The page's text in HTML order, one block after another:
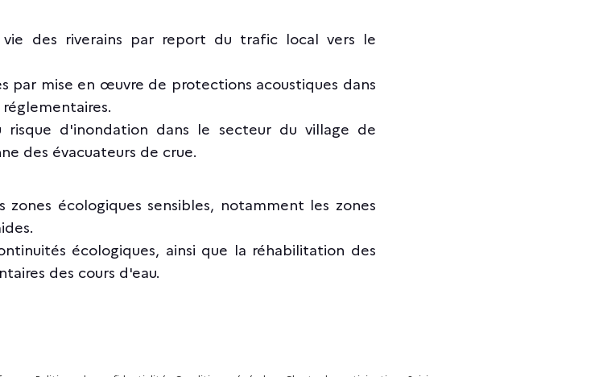
des riverains par report du trafic local vers le
par mise en œuvre de protections acoustiques dans
risque d'inondation dans le secteur du village de
des évacuateurs de crue.
zones écologiques sensibles, notamment les zones
écologiques, ainsi que la réhabilitation des
des cours d'eau.